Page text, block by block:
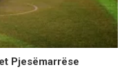
Pjesëmarrëse